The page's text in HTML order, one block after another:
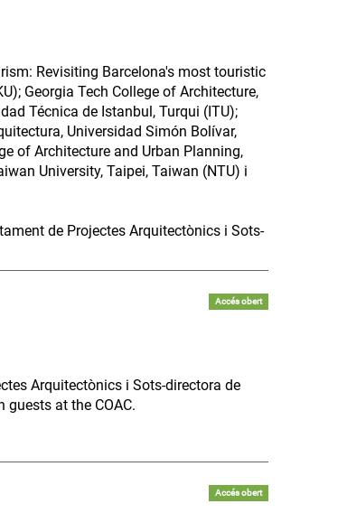
Revisiting Barcelona's most touristic
Georgia Tech College of Architecture,
Técnica de Istanbul, Turqui (ITU);
Universidad Simón Bolívar,
of Architecture and Urban Planning,
University, Taipei, Taiwan (NTU) i
de Projectes Arquitectònics i Sots-
Accés obert
Arquitectònics i Sots-directora de
at the COAC.
Accés obert